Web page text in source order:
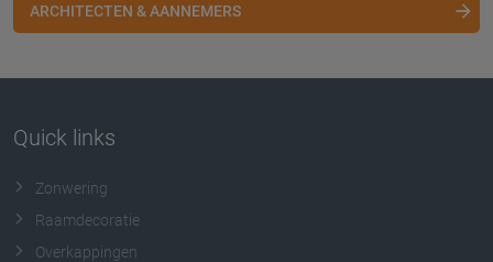
ARCHITECTEN & AANNEMERS
Quick links
Zonwering
Raamdecoratie
Overkappingen